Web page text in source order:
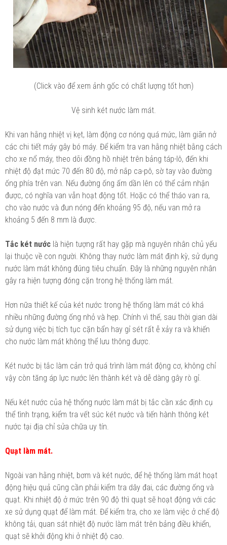
(Click vào để xem ảnh gốc có chất lượng tốt hơn)
Vệ sinh két nước làm mát.
Khi van hằng nhiệt vị kẹt, làm động cơ nóng quá mức, làm giãn nở
các chi tiết máy gây bó máy. Để kiểm tra van hằng nhiệt bằng cách
cho xe nổ máy, theo dõi đồng hồ nhiệt trên bảng táp-lô, đến khi
nhiệt độ đạt mức 70 đến 80 độ, mở nắp ca-pô, sờ tay vào đường
ống phía trên van. Nếu đường ống ấm dần lên có thể cảm nhận
được, có nghĩa van vẫn hoạt động tốt. Hoặc có thể tháo van ra,
cho vào nước và đun nóng đến khoảng 95 độ, nếu van mở ra
khoảng 5 đến 8 mm là được.
Tắc két nước là hiện tượng rất hay gặp mà nguyên nhân chủ yếu
lại thuộc về con người. Không thay nước làm mát định kỳ, sử dụng
nước làm mát không đúng tiêu chuẩn. Đây là những nguyên nhân
gây ra hiện tượng đóng cặn trong hệ thống làm mát.
Hơn nữa thiết kế của két nước trong hệ thống làm mát có khá
nhiều những đường ống nhỏ và hẹp. Chính vì thế, sau thời gian dài
sử dụng việc bị tích tục cặn bẩn hay gỉ sét rất ễ xảy ra và khiến
cho nước làm mát không thể lưu thông được.
Két nước bị tắc làm cản trở quá trình làm mát động cơ, không chỉ
vậy còn tăng áp lực nước lên thành két và dễ dàng gây rò gỉ.
Nếu két nước của hệ thống nước làm mát bị tắc cần xác định cụ
thể tình trạng, kiểm tra vết súc két nước và tiến hành thông két
nước tại địa chỉ sửa chữa uy tín.
Quạt làm mát.
Ngoài van hằng nhiệt, bơm và két nước, để hệ thống làm mát hoạt
động hiệu quả cũng cần phải kiểm tra dây đai, các đường ống và
quạt. Khi nhiệt độ ở mức trên 90 độ thì quạt sẽ hoạt động với các
xe sử dụng quạt để làm mát. Để kiểm tra, cho xe làm việc ở chế độ
không tải, quan sát nhiệt độ nước làm mát trên bảng điều khiển,
quạt sẽ khởi động khi ở nhiệt độ cao.